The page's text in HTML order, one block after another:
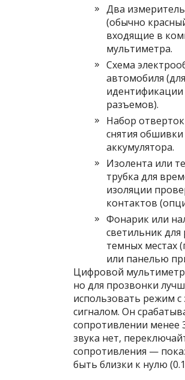
Два
(обычно
входящие в
мультиметра.
Схема
автомобиля (для
разъемов).
Набор
снятия
аккумулятора.
Изолента или
трубка для
изоляции
контактов
Фонарик или
светильник для
темных местах
или панелью
Цифровой мультиметр
но для прозвонки
использовать режим
сигналом. Он
сопротивлении менее
звука нет,
сопротивления —
быть близки к нулю